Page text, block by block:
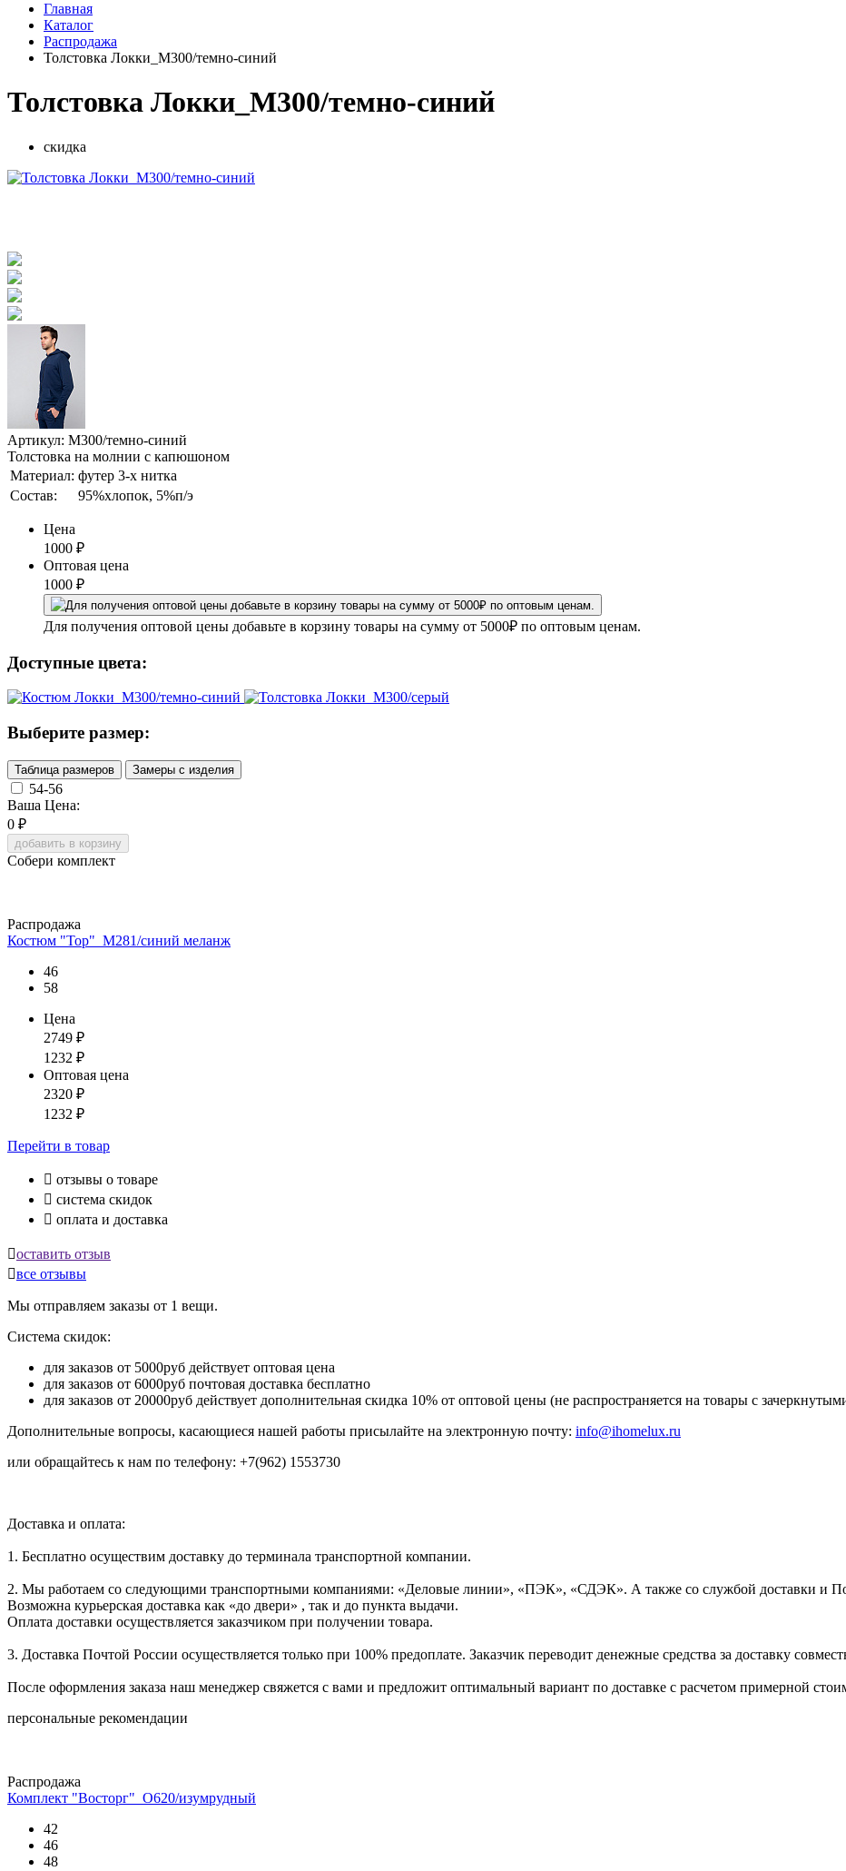
Главная
Каталог
Распродажа
Толстовка Локки_М300/темно-синий
Толстовка Локки_М300/темно-синий
скидка
Артикул: М300/темно-синий
Толстовка на молнии с капюшоном
Материал: футер 3-х нитка
Состав:
95%хлопок, 5%п/э
Цена
1000 ₽
Оптовая цена
1000 ₽
Для получения оптовой цены добавьте в корзину товары на сумму от 5000₽ по оптовым ценам.
Доступные цвета:
Выберите размер:
Таблица размеров Замеры с изделия
54-56
Ваша Цена:
0 ₽
добавить в корзину
Собери комплект
Распродажа
Костюм "Тор"_М281/синий меланж
46
58
Цена
2749 ₽
1232 ₽
Оптовая цена
2320 ₽
1232 ₽
Перейти в товар
 отзывы о товаре
 система скидок
 оплата и доставка
оставить отзыв
все отзывы
Мы отправляем заказы от 1 вещи.
Система скидок:
для заказов от 5000руб действует оптовая цена
для заказов от 6000руб почтовая доставка бесплатно
для заказов от 20000руб действует дополнительная скидка 10% от оптовой цены (не распространяется на товары с
Дополнительные вопросы, касающиеся нашей работы присылайте на электронную почту: info@ihomelux.ru
или обращайтесь к нам по телефону: +7(962) 1553730
Доставка и оплата:
1. Бесплатно осуществим доставку до терминала транспортной компании.
2. Мы работаем со следующими транспортными компаниями: «Деловые линии», «ПЭК», «СДЭК». А также со службой доставки и
Возможна курьерская доставка как «до двери» , так и до пункта выдачи.
Оплата доставки осуществляется заказчиком при получении товара.
3. Доставка Почтой России осуществляется только при 100% предоплате. Заказчик переводит денежные средства за доставку
После оформления заказа наш менеджер свяжется с вами и предложит оптимальный вариант по доставке с расчетом примерной
персональные рекомендации
Распродажа
Комплект "Восторг"_О620/изумрудный
42
46
48